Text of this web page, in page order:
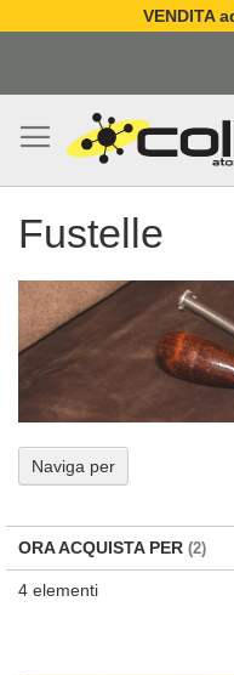
VENDITA
Fustelle
4 elementi
Naviga per
ORA ACQUISTA PER